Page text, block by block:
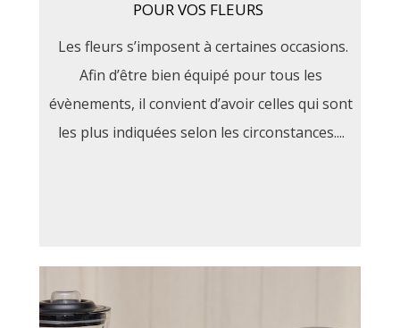
POUR VOS FLEURS
Les fleurs s’imposent à certaines occasions.
Afin d’être bien équipé pour tous les
évènements, il convient d’avoir celles qui sont
les plus indiquées selon les circonstances....